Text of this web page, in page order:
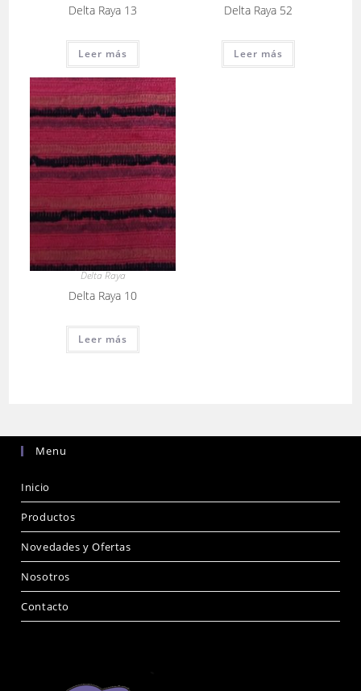
Delta Raya 13
Leer más
Delta Raya 52
Leer más
Delta Raya
Delta Raya 10
Leer más
Menu
Inicio
Productos
Novedades y Ofertas
Nosotros
Contacto